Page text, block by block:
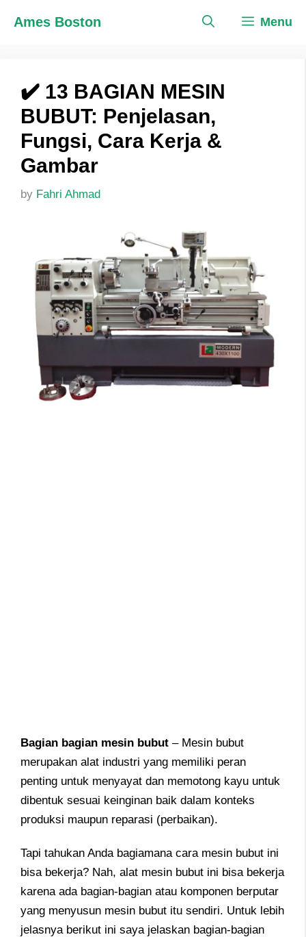
Ames Boston Menu
✔️ 13 BAGIAN MESIN
BUBUT: Penjelasan,
Fungsi, Cara Kerja &
Gambar
by Fahri Ahmad
Bagian bagian mesin bubut – Mesin bubut
merupakan alat industri yang memiliki peran
penting untuk menyayat dan memotong kayu untuk
dibentuk sesuai keinginan baik dalam konteks
produksi maupun reparasi (perbaikan).
Tapi tahukan Anda bagiamana cara mesin bubut ini
bisa bekerja? Nah, alat mesin bubut ini bisa bekerja
karena ada bagian-bagian atau komponen berputar
yang menyusun mesin bubut itu sendiri. Untuk lebih
jelasnya berikut ini saya jelaskan bagian-bagian